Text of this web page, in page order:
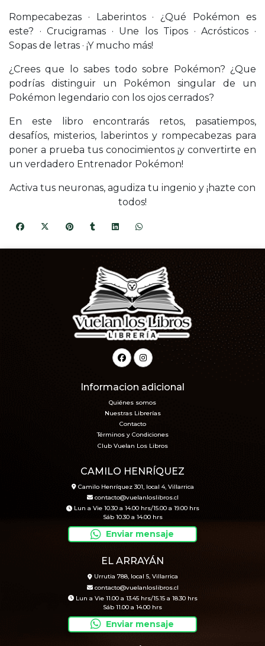
Rompecabezas · Laberintos · ¿Qué Pokémon es
este? · Crucigramas · Une los Tipos · Acrósticos ·
Sopas de letras · ¡Y mucho más!
¿Crees que lo sabes todo sobre Pokémon? ¿Que
podrías distinguir un Pokémon singular de un
Pokémon legendario con los ojos cerrados?
En este libro encontrarás retos, pasatiempos,
desafíos, misterios, laberintos y rompecabezas para
poner a prueba tus conocimientos ¡y convertirte en
un verdadero Entrenador Pokémon!
Activa tus neuronas, agudiza tu ingenio y ¡hazte con
todos!
Informacion adicional
Quiénes somos
Nuestras Librerías
Contacto
Términos y Condiciones
Club Vuelan Los Libros
CAMILO HENRÍQUEZ
Camilo Henríquez 301, local 4, Villarrica
contacto@vuelanloslibros.cl
Lun a Vie 10.30 a 14.00 hrs/15.00 a 19.00 hrs
Sáb 10.30 a 14.00 hrs
Enviar mensaje
EL ARRAYÁN
Urrutia 788, local 5, Villarrica
contacto@vuelanloslibros.cl
Lun a Vie 11.00 a 13.45 hrs/15.15 a 18.30 hrs
Sáb 11.00 a 14.00 hrs
Enviar mensaje